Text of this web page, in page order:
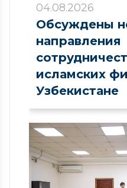
04.08.2026
Обсуждены
направления
исламских
Узбекистане